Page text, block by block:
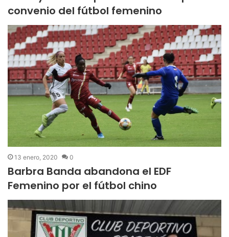
convenio del fútbol femenino
13 enero, 2020 0
Barbra Banda abandona el EDF
Femenino por el fútbol chino